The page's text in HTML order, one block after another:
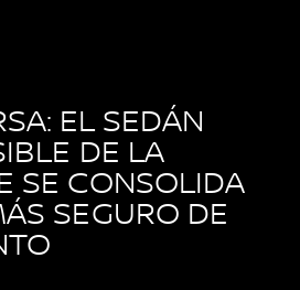
EL SEDÁN
DE LA
SE CONSOLIDA
SEGURO DE